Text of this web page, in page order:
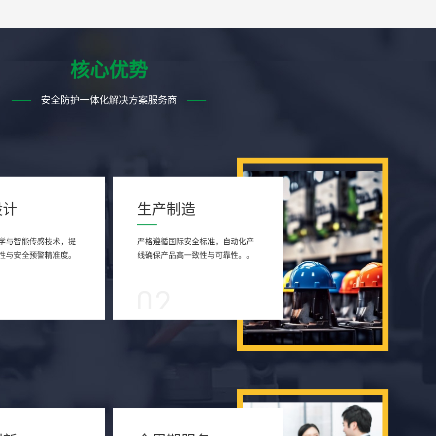
核心优势
安全防护一体化解决方案服务商
与智能传感技术，提
与安全预警精准度。
生产制造
严格遵循国际安全标准，自动化产
线确保产品高一致性与可靠性。。